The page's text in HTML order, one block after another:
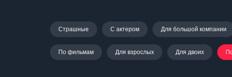
Страшные С актером Для большой компании
По фильмам Для взрослых Для двоих